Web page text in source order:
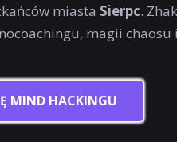
miasta Sierpc.
magii chaosu
MIND HACKINGU